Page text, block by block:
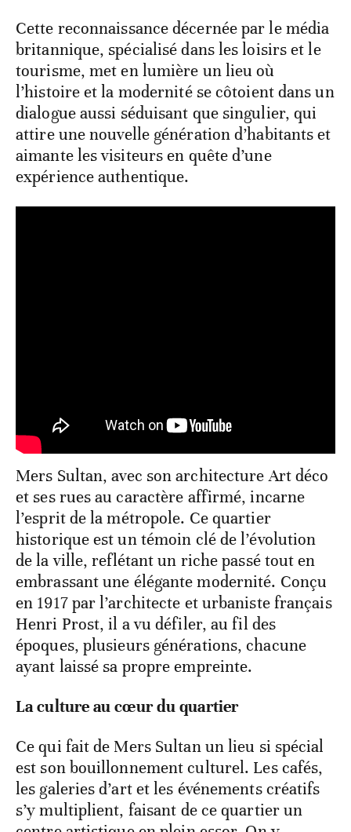
Cette reconnaissance décernée par le média
britannique, spécialisé dans les loisirs et le
tourisme, met en lumière un lieu où
l’histoire et la modernité se côtoient dans un
dialogue aussi séduisant que singulier, qui
attire une nouvelle génération d’habitants et
aimante les visiteurs en quête d’une
expérience authentique.
Mers Sultan, avec son architecture Art déco
et ses rues au caractère affirmé, incarne
l’esprit de la métropole. Ce quartier
historique est un témoin clé de l’évolution
de la ville, reflétant un riche passé tout en
embrassant une élégante modernité. Conçu
en 1917 par l’architecte et urbaniste français
Henri Prost, il a vu défiler, au fil des
époques, plusieurs générations, chacune
ayant laissé sa propre empreinte.
La culture au cœur du quartier
Ce qui fait de Mers Sultan un lieu si spécial
est son bouillonnement culturel. Les cafés,
les galeries d’art et les événements créatifs
s’y multiplient, faisant de ce quartier un